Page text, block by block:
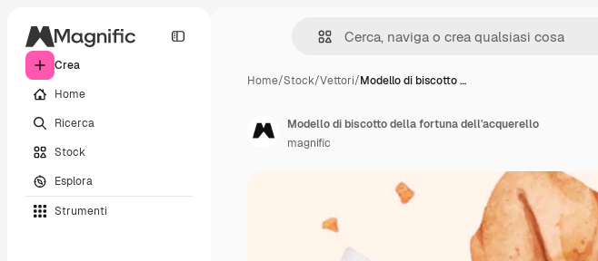
Crea
Home
Ricerca
Stock
Esplora
Strumenti
Home/Stock/Vettori/Modello di biscotto …
Modello di biscotto della fortuna dell'acquerello
magnific